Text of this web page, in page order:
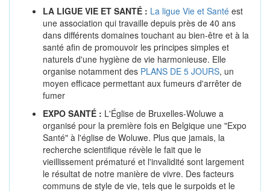
LA LIGUE VIE ET SANTÉ : La ligue Vie et Santé est
une association qui travaille depuis près de 40 ans
dans différents domaines touchant au bien-être et à la
santé afin de promouvoir les principes simples et
naturels d'une hygiène de vie harmonieuse. Elle
organise notamment des PLANS DE 5 JOURS, un
moyen efficace permettant aux fumeurs d'arrêter de
fumer
EXPO SANTÉ : L'Église de Bruxelles-Woluwe a
organisé pour la première fois en Belgique une "Expo
Santé" à l'église de Woluwe. Plus que jamais, la
recherche scientifique révèle le fait que le
vieillissement prématuré et l'invalidité sont largement
le résultat de notre manière de vivre. Des facteurs
communs de style de vie, tels que le surpoids et le